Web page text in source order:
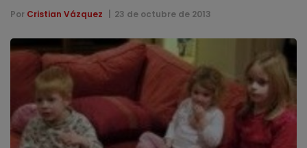
Por Cristian Vázquez 23 de octubre de 2013